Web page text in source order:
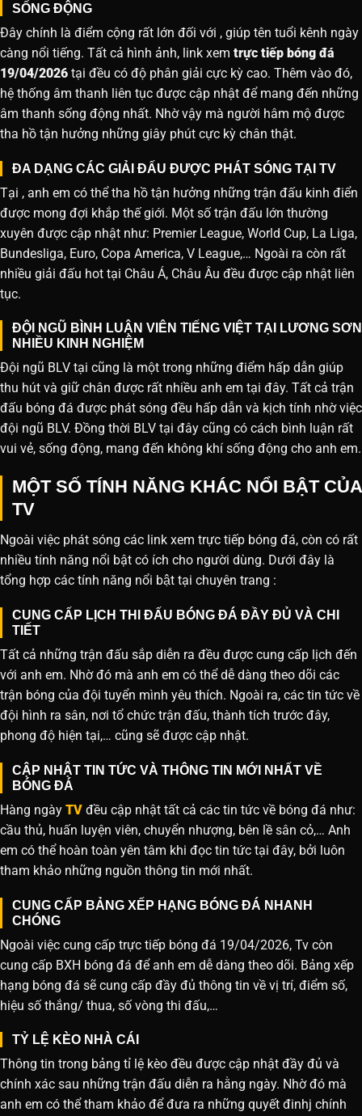
SỐNG ĐỘNG
Đây chính là điểm cộng rất lớn đối với , giúp tên tuổi kênh ngày
càng nổi tiếng. Tất cả hình ảnh, link xem trực tiếp bóng đá
19/04/2026 tại đều có độ phân giải cực kỳ cao. Thêm vào đó,
hệ thống âm thanh liên tục được cập nhật để mang đến những
âm thanh sống động nhất. Nhờ vậy mà người hâm mộ được
tha hồ tận hưởng những giây phút cực kỳ chân thật.
ĐA DẠNG CÁC GIẢI ĐẤU ĐƯỢC PHÁT SÓNG TẠI TV
Tại , anh em có thể tha hồ tận hưởng những trận đấu kinh điển
được mong đợi khắp thế giới. Một số trận đấu lớn thường
xuyên được cập nhật như: Premier League, World Cup, La Liga,
Bundesliga, Euro, Copa America, V League,… Ngoài ra còn rất
nhiều giải đấu hot tại Châu Á, Châu Âu đều được cập nhật liên
tục.
ĐỘI NGŨ BÌNH LUẬN VIÊN TIẾNG VIỆT TẠI LƯƠNG SƠN
NHIỀU KINH NGHIỆM
Đội ngũ BLV tại cũng là một trong những điểm hấp dẫn giúp
thu hút và giữ chân được rất nhiều anh em tại đây. Tất cả trận
đấu bóng đá được phát sóng đều hấp dẫn và kịch tính nhờ việc
đội ngũ BLV. Đồng thời BLV tại đây cũng có cách bình luận rất
vui vẻ, sống động, mang đến không khí sống động cho anh em.
MỘT SỐ TÍNH NĂNG KHÁC NỔI BẬT CỦA
TV
Ngoài việc phát sóng các link xem trực tiếp bóng đá, còn có rất
nhiều tính năng nổi bật có ích cho người dùng. Dưới đây là
tổng hợp các tính năng nổi bật tại chuyên trang :
CUNG CẤP LỊCH THI ĐẤU BÓNG ĐÁ ĐẦY ĐỦ VÀ CHI
TIẾT
Tất cả những trận đấu sắp diễn ra đều được cung cấp lịch đến
với anh em. Nhờ đó mà anh em có thể dễ dàng theo dõi các
trận bóng của đội tuyển mình yêu thích. Ngoài ra, các tin tức về
đội hình ra sân, nơi tổ chức trận đấu, thành tích trước đây,
phong độ hiện tại,… cũng sẽ được cập nhật.
CẬP NHẬT TIN TỨC VÀ THÔNG TIN MỚI NHẤT VỀ
BÓNG ĐÁ
Hàng ngày TV đều cập nhật tất cả các tin tức về bóng đá như:
cầu thủ, huấn luyện viên, chuyển nhượng, bên lề sân cỏ,… Anh
em có thể hoàn toàn yên tâm khi đọc tin tức tại đây, bởi luôn
tham khảo những nguồn thông tin mới nhất.
CUNG CẤP BẢNG XẾP HẠNG BÓNG ĐÁ NHANH
CHÓNG
Ngoài việc cung cấp trực tiếp bóng đá 19/04/2026, Tv còn
cung cấp BXH bóng đá để anh em dễ dàng theo dõi. Bảng xếp
hạng bóng đá sẽ cung cấp đầy đủ thông tin về vị trí, điểm số,
hiệu số thắng/ thua, số vòng thi đấu,…
TỶ LỆ KÈO NHÀ CÁI
Thông tin trong bảng tỉ lệ kèo đều được cập nhật đầy đủ và
chính xác sau những trận đấu diễn ra hằng ngày. Nhờ đó mà
anh em có thể tham khảo để đưa ra những quyết đinhj chính